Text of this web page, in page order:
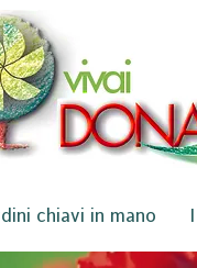
chiavi in mano